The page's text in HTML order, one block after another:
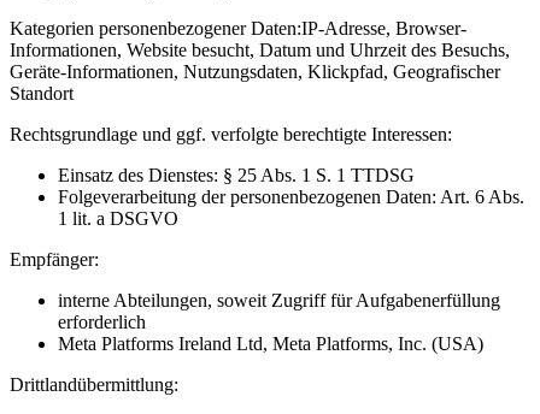
Kategorien personenbezogener Daten:IP-Adresse, Browser-
Informationen, Website besucht, Datum und Uhrzeit des Besuchs,
Geräte-Informationen, Nutzungsdaten, Klickpfad, Geografischer
Standort
Rechtsgrundlage und ggf. verfolgte berechtigte Interessen:
Einsatz des Dienstes: § 25 Abs. 1 S. 1 TTDSG
Folgeverarbeitung der personenbezogenen Daten: Art. 6 Abs.
1 lit. a DSGVO
Empfänger:
interne Abteilungen, soweit Zugriff für Aufgabenerfüllung
erforderlich
Meta Platforms Ireland Ltd, Meta Platforms, Inc. (USA)
Drittlandübermittlung: